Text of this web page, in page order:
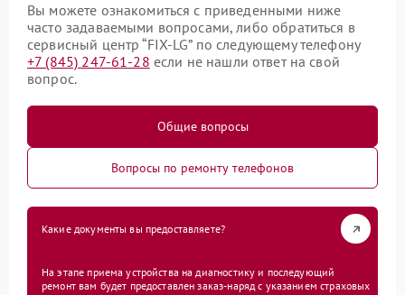
Вы можете ознакомиться с приведенными ниже
часто задаваемыми вопросами, либо обратиться в
сервисный центр “FIX-LG” по следующему телефону
+7 (845) 247-61-28 если не нашли ответ на свой
вопрос.
Общие вопросы
Вопросы по ремонту телефонов
Какие документы вы предоставляете?
На этапе приема устройства на диагностику и последующий
ремонт вам будет предоставлен заказ-наряд с указанием страховых